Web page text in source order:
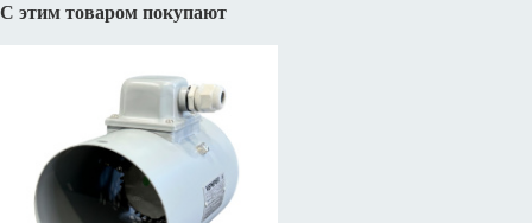
С этим товаром покупают